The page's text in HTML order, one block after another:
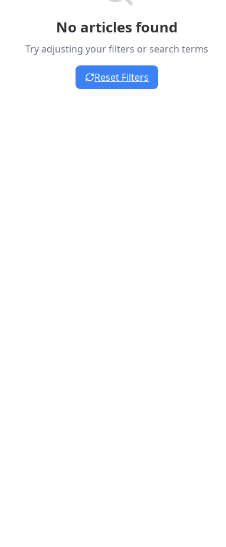
No articles found
Try adjusting your filters or search terms
Reset Filters